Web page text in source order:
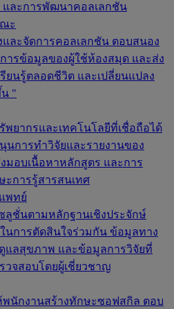
และการพัฒนาคอลเลกชัน
ะ
และจัดการคอลเลกชัน ตอบสนอง
ารข้อมูลของผู้ใช้ห้องสมุด และส่ง
รียนรู้ตลอดชีวิต และเปลี่ยนแปลง
"
พยากรและเทคโนโลยีที่เชื่อถือได้
นการทำวิจัยและรายงานของ
มอบเนื้อหาหลักสูตร และการ
การรู้สารสนเทศ
พทย์
ลูชั่นตามหลักฐานเชิงประจักษ์
นการตัดสินใจร่วมกัน ข้อมูลทาง
แลสุขภาพ และข้อมูลการวิจัยที่
วจสอบโดยผู้เชี่ยวชาญ
พนักงานสร้างทักษะซอฟสกิล ตอบ